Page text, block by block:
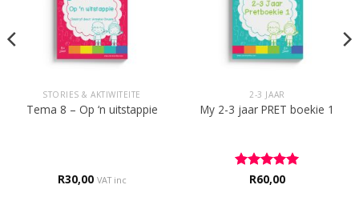
STORIES & AKTIWITEITE
Tema 8 – Op ‘n uitstappie
R30,00 VAT inc
2-3 JAAR
My 2-3 jaar PRET boekie 1
Rated 5
R60,00